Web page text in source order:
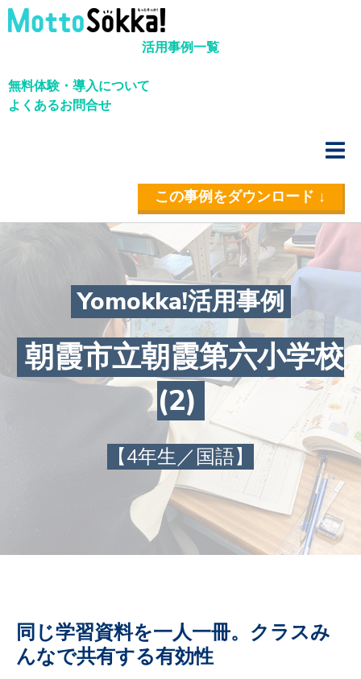
活用事例一覧
無料体験・導入について
よくあるお問合せ
この事例をダウンロード ↓
Yomokka!活用事例
朝霞市立朝霞第六小学校
(2)
【4年生／国語】
同じ学習資料を一人一冊。クラスみ
んなで共有する有効性